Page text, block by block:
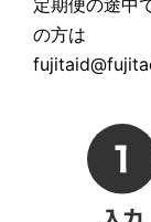
の方は